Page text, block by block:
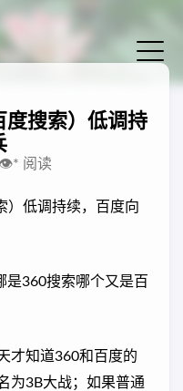
度搜索）低调持
👁️* 阅读
是360搜索哪个又是百
才知道360和百度的
为3B大战；如果普通